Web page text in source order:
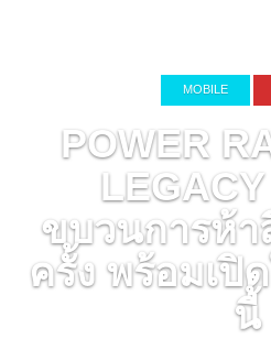
MOBILE
POWER
ขบวนการห้
ครั้ง พร้อมเปิ
นี้